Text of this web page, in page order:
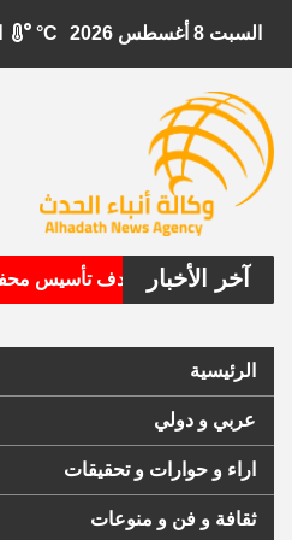
السبت 8 أغسطس 2026 °C
آخر الأخبار
الأمريكية تستهدف تأسيس
الرئيسية
عربي و دولي
اراء و حوارات و تحقيقات
ثقافة و فن و منوعات